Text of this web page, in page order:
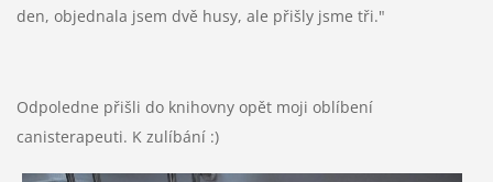
den, objednala jsem dvě husy, ale přišly jsme tři."
Odpoledne přišli do knihovny opět moji oblíbení
canisterapeuti. K zulíbání :)